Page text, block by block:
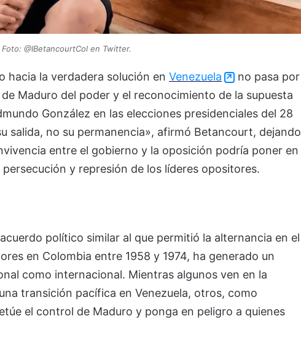
Foto: @IBetancourtCol en Twitter.
hacia la verdadera solución en Venezuela
no pasa por
Maduro del poder y el reconocimiento de la supuesta
González en las elecciones presidenciales del 28
salida, no su permanencia», afirmó Betancourt, dejando
entre el gobierno y la oposición podría poner en
y represión de los líderes opositores.
político similar al que permitió la alternancia en el
en Colombia entre 1958 y 1974, ha generado un
como internacional. Mientras algunos ven en la
transición pacífica en Venezuela, otros, como
el control de Maduro y ponga en peligro a quienes